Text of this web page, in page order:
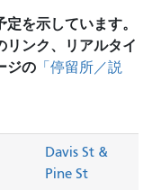
を示しています。
リンク、リアルタイ
ジの 「停留所／説
Davis St &
Pine St